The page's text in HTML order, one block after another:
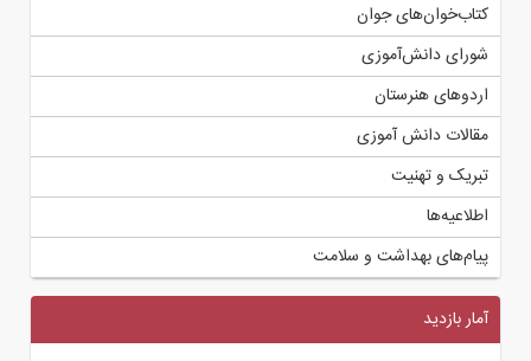
کتاب‌خوان‌های جوان
شورای دانش‌آموزی
اردوهای هنرستان
مقالات دانش آموزی
تبریک و تهنیت
اطلاعیه‌ها
پیام‌های بهداشت و سلامت
آمار بازدید